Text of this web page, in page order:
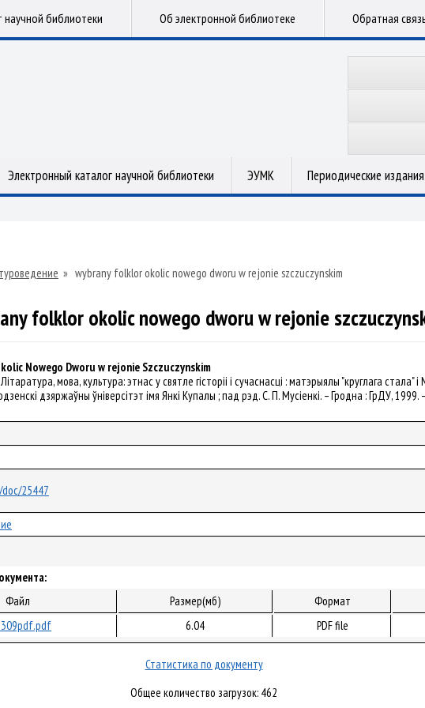
научной библиотеки Об электронной библиотеке Обратная
Электронный каталог научной библиотеки ЭУМК Периодические издания
» wybrany folklor okolic nowego dworu w rejonie szczuczynskim
folklor okolic nowego dworu w rejonie
Nowego Dworu w rejonie Szczuczynskim
мова, культура: этнас у святле гісторіі і сучаснасці : матэрыялы "круглага
дзяржаўны ўнiверсітэт iмя Янкі Купалы ; пад рэд. С. П. Мусіенкі. – Гродна : ГрДУ, 1999.
25447
Файл
Размер(мб)
Формат
6.04 PDF file
Статистика по документу
Общее количество загрузок: 462